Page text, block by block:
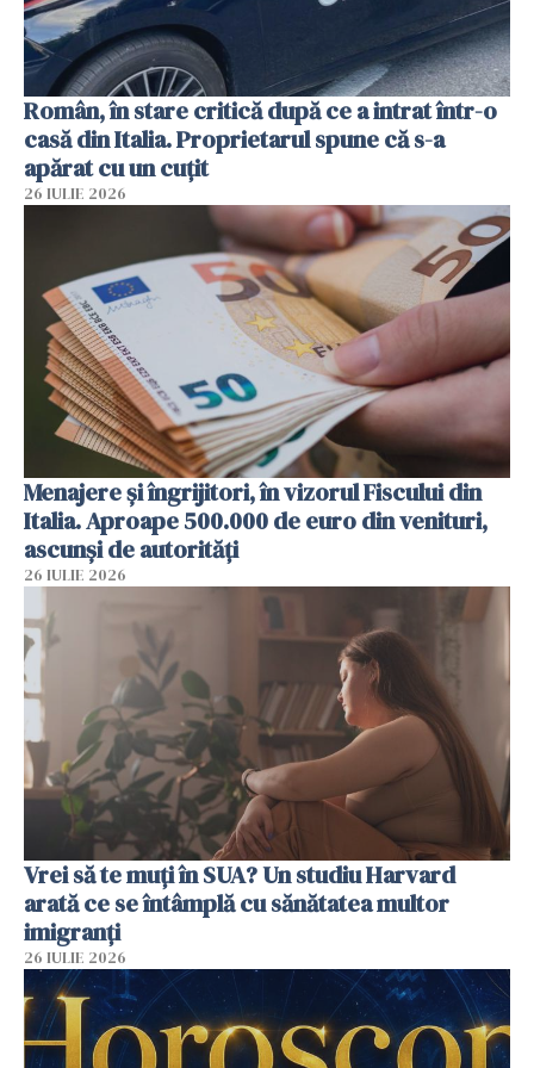
Român, în stare critică după ce a intrat într-o
casă din Italia. Proprietarul spune că s-a
apărat cu un cuțit
26 IULIE 2026
Menajere și îngrijitori, în vizorul Fiscului din
Italia. Aproape 500.000 de euro din venituri,
ascunși de autorități
26 IULIE 2026
Vrei să te muți în SUA? Un studiu Harvard
arată ce se întâmplă cu sănătatea multor
imigranți
26 IULIE 2026